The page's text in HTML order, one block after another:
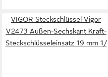
VIGOR Steckschlüssel Vigor
V2473 Außen-Sechskant Kraft-
Steckschlüsseleinsatz 19 mm 1/